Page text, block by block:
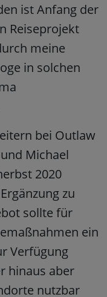
ist Anfang der
Reiseprojekt
meine
in solchen
bei Outlaw
Michael
2020
zu
sollte für
ein
Verfügung
hinaus aber
nutzbar